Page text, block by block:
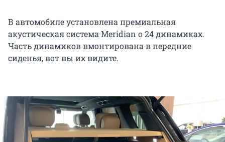
В автомобиле установлена премиальная
акустическая система Meridian о 24 динамиках.
Часть динамиков вмонтирована в передние
сиденья, вот вы их видите.